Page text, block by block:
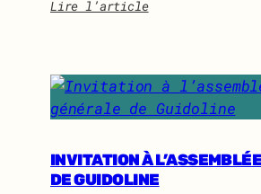
Lire l’article
i
o
e
w
INVITATION À
DE GUIDOLINE